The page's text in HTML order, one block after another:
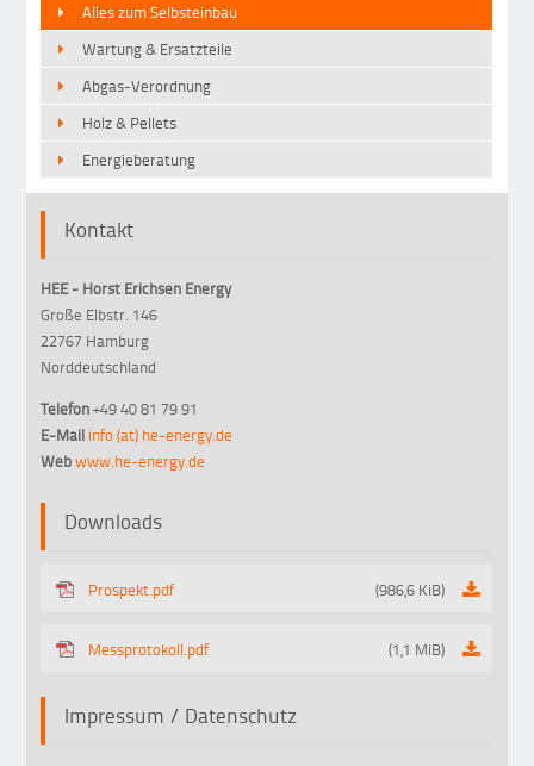
Alles zum Selbsteinbau
Wartung & Ersatzteile
Abgas-Verordnung
Holz & Pellets
Energieberatung
Kontakt
HEE - Horst Erichsen Energy
Große Elbstr. 146
22767 Hamburg
Norddeutschland
Telefon+49 40 81 79 91
E-Mail info (at) he-energy.de
Webwww.he-energy.de
Downloads
Prospekt.pdf (986,6 KiB)
Messprotokoll.pdf (1,1 MiB)
Impressum / Datenschutz